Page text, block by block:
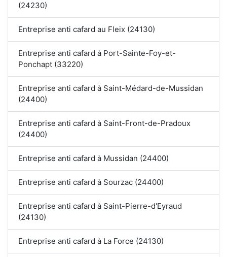
(24230)
Entreprise anti cafard au Fleix (24130)
Entreprise anti cafard à Port-Sainte-Foy-et-
Ponchapt (33220)
Entreprise anti cafard à Saint-Médard-de-Mussidan
(24400)
Entreprise anti cafard à Saint-Front-de-Pradoux
(24400)
Entreprise anti cafard à Mussidan (24400)
Entreprise anti cafard à Sourzac (24400)
Entreprise anti cafard à Saint-Pierre-d'Eyraud
(24130)
Entreprise anti cafard à La Force (24130)